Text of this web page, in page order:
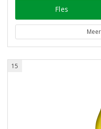
Fles
15